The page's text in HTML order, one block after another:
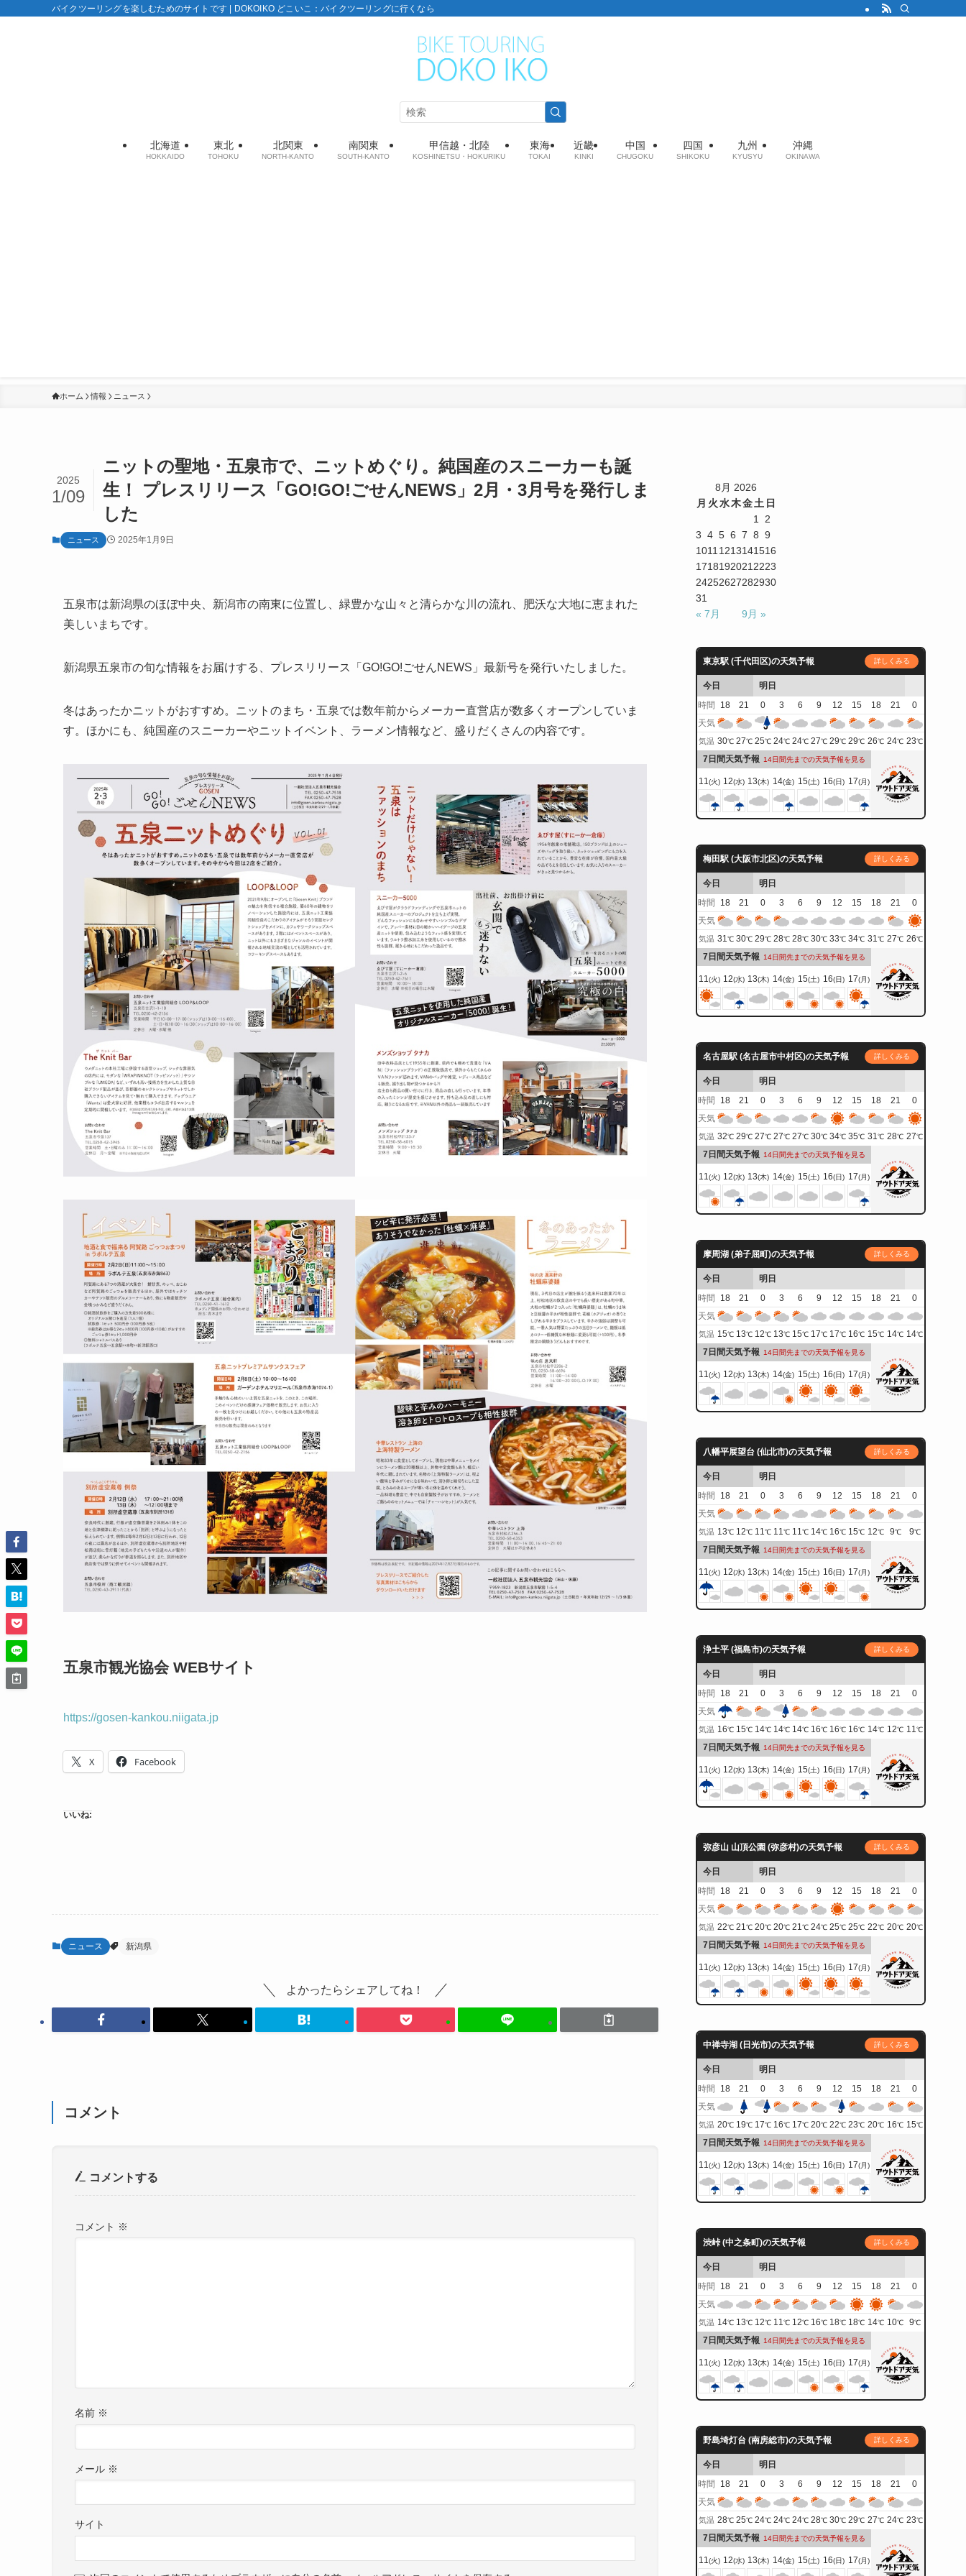
バイクツーリングを楽しむためのサイトです | DOKOIKO どこいこ：バイクツーリングに行くなら
北海道
HOKKAIDO
東北
TOHOKU
北関東
NORTH-KANTO
南関東
SOUTH-KANTO
甲信越・北陸
KOSHINETSU・HOKURIKU
東海
TOKAI
近畿
KINKI
中国
CHUGOKU
四国
SHIKOKU
九州
KYUSYU
沖縄
OKINAWA
ホーム 情報 ニュース
ニットの聖地・五泉市で、ニットめぐり。純国産のスニーカーも誕
生！ プレスリリース「GO!GO!ごせんNEWS」2月・3月号を発行しま
した
2025
1/09
ニュース 2025年1月9日
五泉市は新潟県のほぼ中央、新潟市の南東に位置し、緑豊かな山々と清らかな川の流れ、肥沃な大地に恵まれた
美しいまちです。
新潟県五泉市の旬な情報をお届けする、プレスリリース「GO!GO!ごせんNEWS」最新号を発行いたしました。
冬はあったかニットがおすすめ。ニットのまち・五泉では数年前からメーカー直営店が数多くオープンしていま
す。ほかにも、純国産のスニーカーやニットイベント、ラーメン情報など、盛りだくさんの内容です。
五泉市観光協会 WEBサイト
https://gosen-kankou.niigata.jp
X Facebook
いいね:
ニュース 新潟県
よかったらシェアしてね！
コメント
コメントする
コメント ※
名前 ※
メール ※
サイト
8月 2026
月 火水木金土 日
1
2
3 4 5 6 7 8 9
1011 1213141516
1718192021 2223
24252627282930
31
« 7月
9月 »
東京駅 (千代田区)の天気予報 詳しくみる
今日
明日
時間
18 21 0 3 6 9 12 15 18 21
0
天気
気温 30℃ 27℃ 25℃ 24℃ 24℃ 27℃ 29℃ 29℃ 26℃ 24℃ 23℃
7日間天気予報 14日間先までの天気予報を見る
11(火) 12(水) 13(木) 14(金) 15(土) 16(日) 17(月)
梅田駅 (大阪市北区)の天気予報 詳しくみる
今日
明日
時間
18 21 0 3 6 9 12 15 18 21
0
天気
気温 31℃ 30℃ 29℃ 28℃ 28℃ 30℃ 33℃ 34℃ 31℃ 27℃ 26℃
7日間天気予報 14日間先までの天気予報を見る
11(火) 12(水) 13(木) 14(金) 15(土) 16(日) 17(月)
名古屋駅 (名古屋市中村区)の天気予報 詳しくみる
今日
明日
時間
18 21 0 3 6 9 12 15 18 21
0
天気
気温 32℃ 29℃ 27℃ 27℃ 27℃ 30℃ 34℃ 35℃ 31℃ 28℃ 27℃
7日間天気予報 14日間先までの天気予報を見る
11(火) 12(水) 13(木) 14(金) 15(土) 16(日) 17(月)
摩周湖 (弟子屈町)の天気予報 詳しくみる
今日
明日
時間
18 21 0 3 6 9 12 15 18 21
0
天気
気温 15℃ 13℃ 12℃ 13℃ 15℃ 17℃ 17℃ 16℃ 15℃ 14℃ 14℃
7日間天気予報 14日間先までの天気予報を見る
11(火) 12(水) 13(木) 14(金) 15(土) 16(日) 17(月)
八幡平展望台 (仙北市)の天気予報 詳しくみる
今日
明日
時間
18 21 0 3 6 9 12 15 18 21
0
天気
気温 13℃ 12℃ 11℃ 11℃ 11℃ 14℃ 16℃ 15℃ 12℃ 9℃ 9℃
7日間天気予報 14日間先までの天気予報を見る
11(火) 12(水) 13(木) 14(金) 15(土) 16(日) 17(月)
浄土平 (福島市)の天気予報 詳しくみる
今日
明日
時間
18 21 0 3 6 9 12 15 18 21
0
天気
気温 16℃ 15℃ 14℃ 14℃ 14℃ 16℃ 16℃ 16℃ 14℃ 12℃ 11℃
7日間天気予報 14日間先までの天気予報を見る
11(火) 12(水) 13(木) 14(金) 15(土) 16(日) 17(月)
弥彦山 山頂公園 (弥彦村)の天気予報 詳しくみる
今日
明日
時間
18 21 0 3 6 9 12 15 18 21
0
天気
気温 22℃ 21℃ 20℃ 20℃ 21℃ 24℃ 25℃ 25℃ 22℃ 20℃ 20℃
7日間天気予報 14日間先までの天気予報を見る
11(火) 12(水) 13(木) 14(金) 15(土) 16(日) 17(月)
中禅寺湖 (日光市)の天気予報 詳しくみる
今日
明日
時間
18 21 0 3 6 9 12 15 18 21
0
天気
気温 20℃ 19℃ 17℃ 16℃ 17℃ 20℃ 22℃ 23℃ 20℃ 16℃ 15℃
7日間天気予報 14日間先までの天気予報を見る
11(火) 12(水) 13(木) 14(金) 15(土) 16(日) 17(月)
渋峠 (中之条町)の天気予報 詳しくみる
今日
明日
時間
18 21 0 3 6 9 12 15 18 21
0
天気
気温 14℃ 13℃ 12℃ 11℃ 12℃ 16℃ 18℃ 18℃ 14℃ 10℃ 9℃
7日間天気予報 14日間先までの天気予報を見る
11(火) 12(水) 13(木) 14(金) 15(土) 16(日) 17(月)
野島埼灯台 (南房総市)の天気予報 詳しくみる
今日
明日
時間
18 21 0 3 6 9 12 15 18 21
0
天気
気温 28℃ 25℃ 24℃ 24℃ 24℃ 28℃ 30℃ 29℃ 27℃ 24℃ 23℃
7日間天気予報 14日間先までの天気予報を見る
11(火) 12(水) 13(木) 14(金) 15(土) 16(日) 17(月)